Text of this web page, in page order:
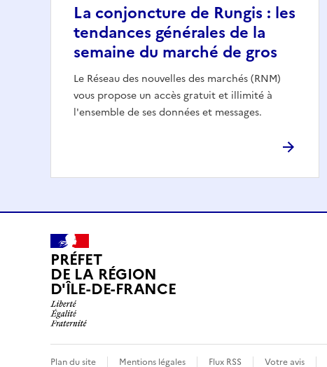
La conjoncture de Rungis : les
tendances générales de la
semaine du marché de gros
Le Réseau des nouvelles des marchés (RNM)
vous propose un accès gratuit et illimité à
l'ensemble de ses données et messages.
PRÉFET
DE LA RÉGION
D'ÎLE-DE-FRANCE
Plan du site Mentions légales Flux RSS Votre avis